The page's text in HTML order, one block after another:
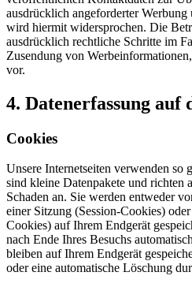
ausdrücklich angeforderter
wird hiermit widersprochen. Die
ausdrücklich rechtliche Schritte im
Zusendung von
vor.
4. Datenerfassung auf
Cookies
Unsere Internetseiten verwenden so
sind kleine Datenpakete und richten
Schaden an. Sie werden entweder
einer Sitzung (Session-Cookies)
Cookies) auf Ihrem Endgerät
nach Ende Ihres Besuchs
bleiben auf Ihrem Endgerät
oder eine automatische Löschung